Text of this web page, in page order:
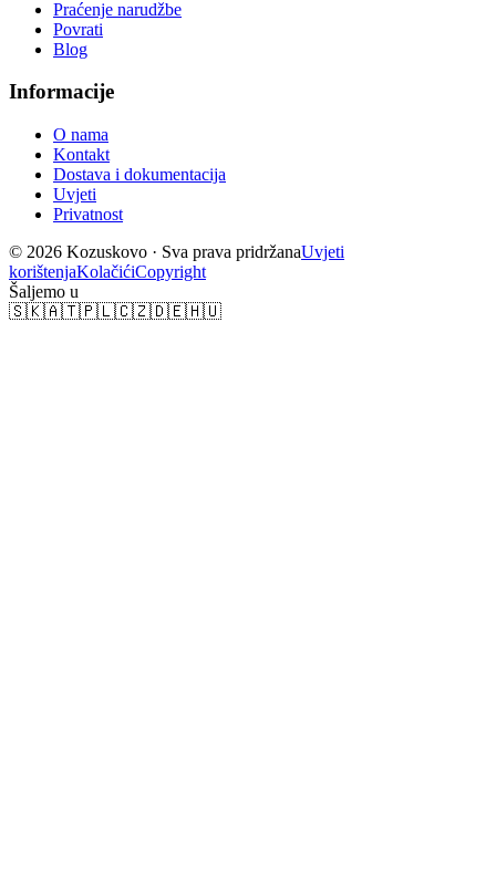
Praćenje narudžbe
Povrati
Blog
Informacije
O nama
Kontakt
Dostava i dokumentacija
Uvjeti
Privatnost
© 2026 Kozuskovo · Sva prava pridržanaUvjeti
korištenjaKolačićiCopyright
Šaljemo u
🇸🇰🇦🇹🇵🇱🇨🇿🇩🇪🇭🇺